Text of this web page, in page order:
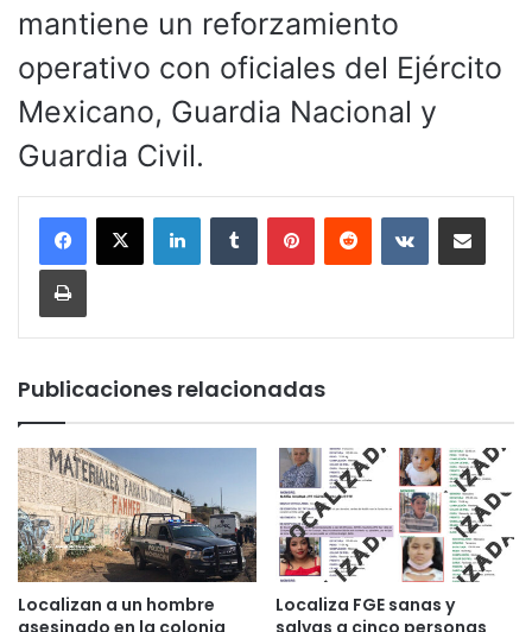
mantiene un reforzamiento
operativo con oficiales del Ejército
Mexicano, Guardia Nacional y
Guardia Civil.
LinkedInTumblr PinterestReddit VKontakteCompartir por
Imprimir
Publicaciones relacionadas
Localizan a un hombre
Localiza FGE sanas y